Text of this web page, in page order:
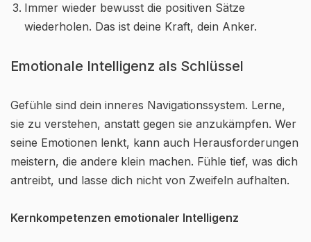
Immer wieder bewusst die positiven Sätze
wiederholen. Das ist deine Kraft, dein Anker.
Emotionale Intelligenz als Schlüssel
Gefühle sind dein inneres Navigationssystem. Lerne,
sie zu verstehen, anstatt gegen sie anzukämpfen. Wer
seine Emotionen lenkt, kann auch Herausforderungen
meistern, die andere klein machen. Fühle tief, was dich
antreibt, und lasse dich nicht von Zweifeln aufhalten.
Kernkompetenzen emotionaler Intelligenz